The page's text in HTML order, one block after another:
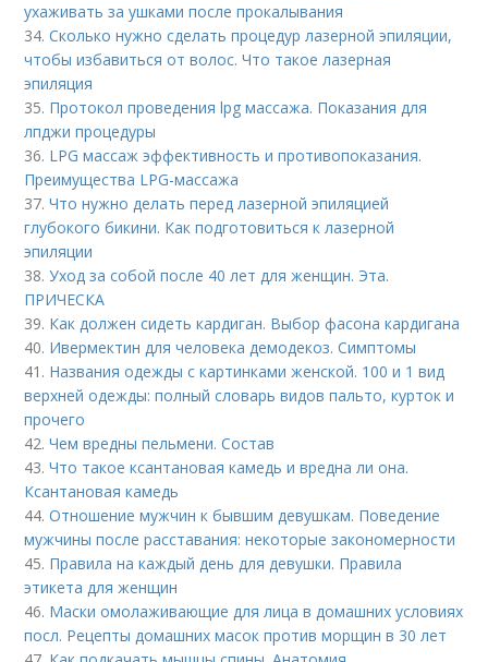
ухаживать за ушками после прокалывания
34.Сколько нужно сделать процедур лазерной эпиляции,
чтобы избавиться от волос. Что такое лазерная
эпиляция
35. Протокол проведения lpg массажа. Показания для
лпджи процедуры
36. LPG массаж эффективность и противопоказания.
Преимущества LPG-массажа
37.Что нужно делать перед лазерной эпиляцией
глубокого бикини. Как подготовиться к лазерной
эпиляции
38.Уход за собой после 40 лет для женщин. Эта.
ПРИЧЕСКА
39. Как должен сидеть кардиган. Выбор фасона кардигана
40. Ивермектин для человека демодекоз. Симптомы
41. Названия одежды с картинками женской. 100 и 1 вид
верхней одежды: полный словарь видов пальто, курток и
прочего
42.Чем вредны пельмени. Состав
43.Что такое ксантановая камедь и вредна ли она.
Ксантановая камедь
44.Отношение мужчин к бывшим девушкам. Поведение
мужчины после расставания: некоторые закономерности
45. Правила на каждый день для девушки. Правила
этикета для женщин
46. Маски омолаживающие для лица в домашних условиях
посл. Рецепты домашних масок против морщин в 30 лет